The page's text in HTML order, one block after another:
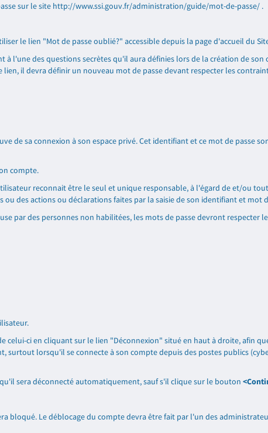
sur le site http://www.ssi.gouv.fr/administration/guide/mot-de-passe/ .
le lien "Mot de passe oublié?" accessible depuis la page d'accueil du
l'une des questions secrètes qu'il aura définies lors de la création de
il devra définir un nouveau mot de passe devant respecter les
de sa connexion à son espace privé. Cet identifiant et ce mot de passe
compte.
reconnait être le seul et unique responsable, à l'égard de et/ou
des actions ou déclarations faites par la saisie de son identifiant et mot
par des personnes non habilitées, les mots de passe devront respecter
celui-ci en cliquant sur le lien "Déconnexion" situé en haut à droite, afin
surtout lorsqu'il se connecte à son compte depuis des postes publics
sera déconnecté automatiquement, sauf s'il clique sur le bouton
bloqué. Le déblocage du compte devra être fait par l'un des